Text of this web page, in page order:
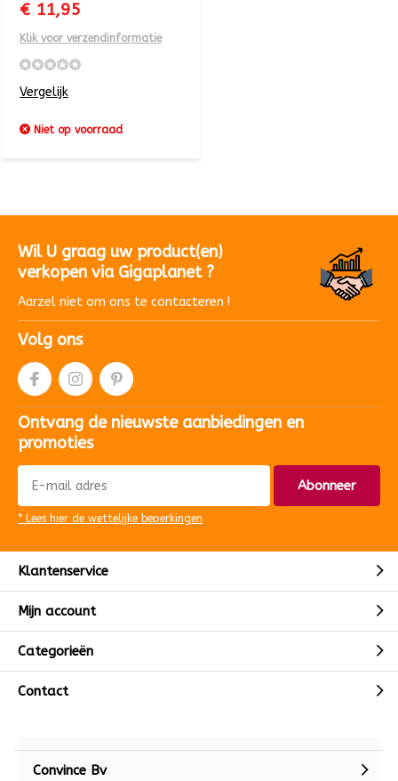
€ 11,95
Klik voor verzendinformatie
Vergelijk
Niet op voorraad
Wil U graag uw product(en)
verkopen via Gigaplanet ?
Aarzel niet om ons te contacteren !
Volg ons
Ontvang de nieuwste aanbiedingen en
promoties
Abonneer
* Lees hier de wettelijke beperkingen
Klantenservice
Mijn account
Categorieën
Contact
Convince Bv